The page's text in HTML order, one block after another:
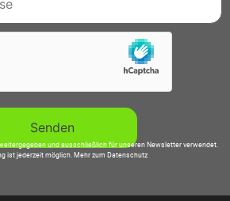
und ausschließlich für unseren Newsletter verwendet.
ist jederzeit möglich.Mehr zum Datenschutz